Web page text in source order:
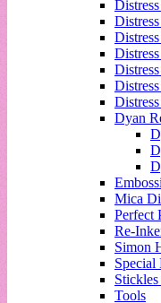
Dyan
Mica
Perfect
Re-
Simon
Special
Tools